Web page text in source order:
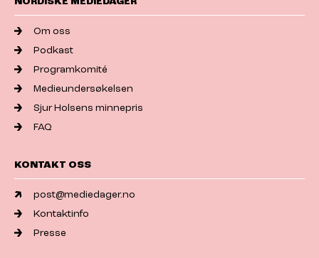
Om oss
Podkast
Programkomité
Medieundersøkelsen
Sjur Holsens minnepris
FAQ
KONTAKT OSS
post@mediedager.no
Kontaktinfo
Presse